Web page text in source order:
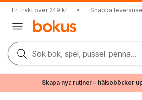
Fri frakt över 249 kr • Snabba
Sök bok, spel, pussel, penna...
Skapa nya rutiner – hälsoböcker